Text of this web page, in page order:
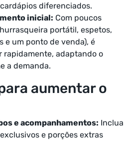
diferenciados.
inicial: Com poucos
portátil, espetos,
e um ponto de venda), é
rapidamente, adaptando o
a demanda.
aumentar o
e acompanhamentos: Inclua
e porções extras